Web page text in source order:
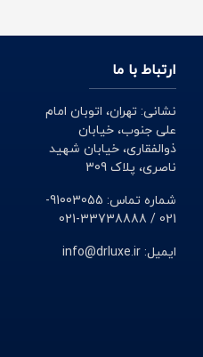
ارتباط با ما
نشانی: تهران، اتوبان امام
علی جنوب، خیابان
ذوالفقاری، خیابان شهید
ناصری، پلاک 309
شماره تماس: 91003055-
021 / 33738888-021
ایمیل: info@drluxe.ir